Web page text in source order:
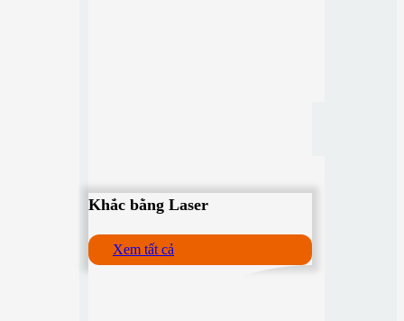
Khắc bằng Laser
Xem tất cả